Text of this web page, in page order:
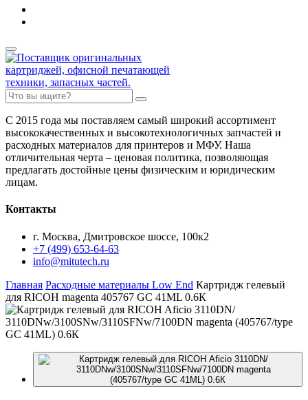
С 2015 года мы поставляем самый широкий ассортимент
высококачественных и высокотехнологичных запчастей и
расходных материалов для принтеров и МФУ. Наша
отличительная черта – ценовая политика, позволяющая
предлагать достойные цены физическим и юридическим
лицам.
Контакты
г. Москва, Дмитровское шоссе, 100к2
+7 (499) 653-64-63
info@mitutech.ru
Главная Расходные материалы Low End Картридж гелевый
для RICOH magenta 405767 GC 41ML 0.6К